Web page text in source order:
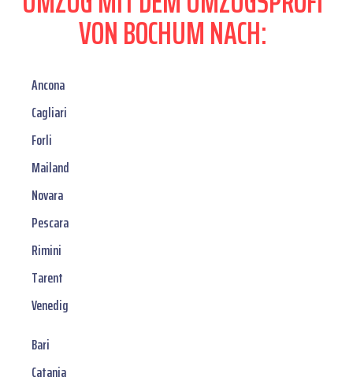
VON BOCHUM NACH:
Ancona
Cagliari
Forli
Mailand
Novara
Pescara
Rimini
Tarent
Venedig
Bari
Catania